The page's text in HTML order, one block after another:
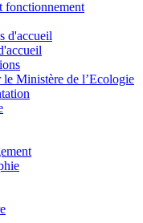
fonctionnement
d'accueil
le Ministère de l’Ecologie